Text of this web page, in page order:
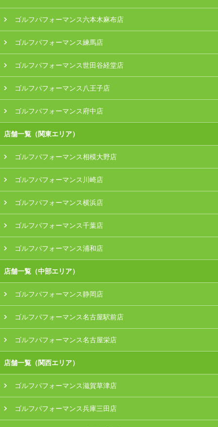
ゴルフパフォーマンス六本木麻布店
ゴルフパフォーマンス練馬店
ゴルフパフォーマンス世田谷経堂店
ゴルフパフォーマンス八王子店
ゴルフパフォーマンス府中店
店舗一覧（関東エリア）
ゴルフパフォーマンス相模大野店
ゴルフパフォーマンス川崎店
ゴルフパフォーマンス横浜店
ゴルフパフォーマンス千葉店
ゴルフパフォーマンス浦和店
店舗一覧（中部エリア）
ゴルフパフォーマンス静岡店
ゴルフパフォーマンス名古屋駅前店
ゴルフパフォーマンス名古屋栄店
店舗一覧（関西エリア）
ゴルフパフォーマンス滋賀草津店
ゴルフパフォーマンス兵庫三田店